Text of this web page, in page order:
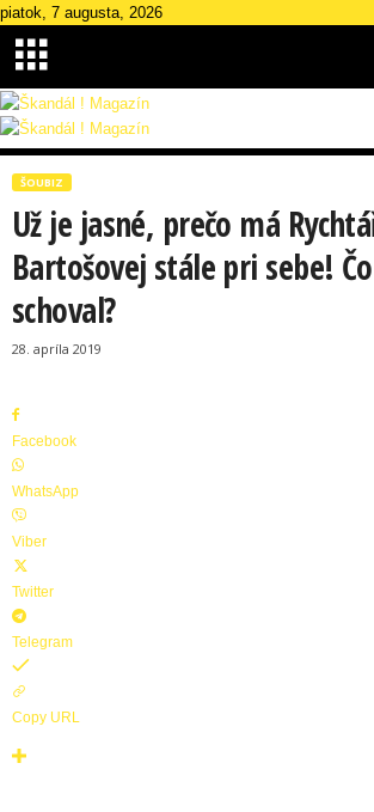
piatok, 7 augusta, 2026
Š
ŠOUBIZ
Už je jasné, prečo má
Bartošovej stále pri sebe!
schoval?
28. apríla 2019
Facebook
WhatsApp
Viber
Twitter
Telegram
Copy URL